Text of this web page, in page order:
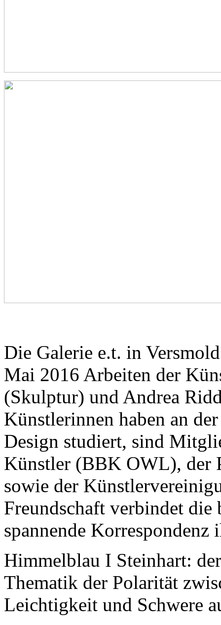
Die Galerie e.t. in
Mai 2016 Arbeiten der
(Skulptur) und Andrea
Künstlerinnen haben an
Design studiert, sind
Künstler (BBK OWL), der
sowie der
Freundschaft verbindet
spannende
Himmelblau I Steinhart:
Thematik der Polarität
Leichtigkeit und Schwere